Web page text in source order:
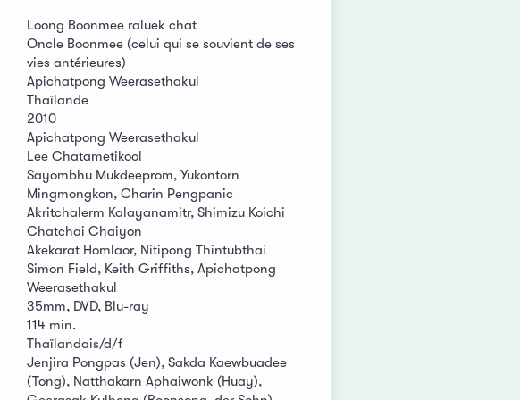
Loong Boonmee raluek chat
Oncle Boonmee (celui qui se souvient de ses
vies antérieures)
Apichatpong Weerasethakul
Thaïlande
2010
Apichatpong Weerasethakul
Lee Chatametikool
Sayombhu Mukdeeprom, Yukontorn
Mingmongkon, Charin Pengpanic
Akritchalerm Kalayanamitr, Shimizu Koichi
Chatchai Chaiyon
Akekarat Homlaor, Nitipong Thintubthai
Simon Field, Keith Griffiths, Apichatpong
Weerasethakul
35mm, DVD, Blu-ray
114 min.
Thaïlandais/d/f
Jenjira Pongpas (Jen), Sakda Kaewbuadee
(Tong), Natthakarn Aphaiwonk (Huay),